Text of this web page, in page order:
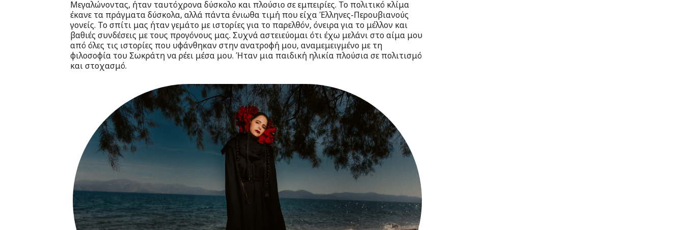
Μεγαλώνοντας, ήταν ταυτόχρονα δύσκολο και πλούσιο σε εμπειρίες. Το πολιτικό κλίμα
έκανε τα πράγματα δύσκολα, αλλά πάντα ένιωθα τιμή που είχα Έλληνες-Περουβιανούς
γονείς. Το σπίτι μας ήταν γεμάτο με ιστορίες για το παρελθόν, όνειρα για το μέλλον και
βαθιές συνδέσεις με τους προγόνους μας. Συχνά αστειεύομαι ότι έχω μελάνι στο αίμα μου
από όλες τις ιστορίες που υφάνθηκαν στην ανατροφή μου, αναμεμειγμένο με τη
φιλοσοφία του Σωκράτη να ρέει μέσα μου. Ήταν μια παιδική ηλικία πλούσια σε πολιτισμό
και στοχασμό.